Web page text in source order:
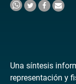
Una síntesis
representación y